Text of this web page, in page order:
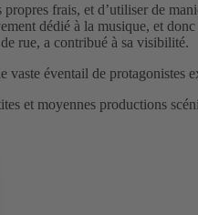
frais, et d’utiliser de
dédié à la musique, et
rue, a contribué à sa visibilité.
éventail de protagonistes
et moyennes productions